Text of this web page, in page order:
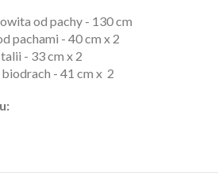
od pachy - 130 cm
pachami - 40 cm x 2
- 33 cm x 2
- 41 cm x 2